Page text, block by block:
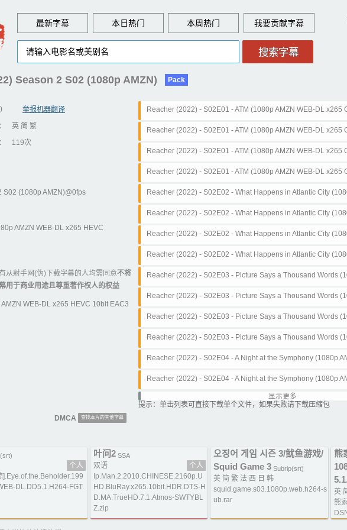
最新字幕 本日热门 本周热门 贡献字幕
Season 2 S02 (1080p AMZN) Pack
举报机器翻译
英 简 繁
119次
(1080p AMZN)@0fps
AMZN WEB-DL x265 HEVC
从射手网(伪)下载字幕的人均需同意不将
用于商业用途且尊重著作权人的权益
WEB-DL x265 HEVC 10bit EAC3
Reacher (2022) - S02E01 - ATM (1080p AMZN WEB-DL x265
srt
Reacher (2022) - S02E01 - ATM (1080p AMZN WEB-DL x265
rtReacher (2022) - S02E01 - ATM (1080p AMZN WEB-DL x265
srt
Reacher (2022) - S02E01 - ATM (1080p AMZN WEB-DL x265
dh.srt
Reacher (2022) - S02E02 - What Happens in Atlantic City
WEB-DL x265 Ghost).chs.srt
Reacher (2022) - S02E02 - What Happens in Atlantic City
WEB-DL x265 Ghost).cht.srt
Reacher (2022) - S02E02 - What Happens in Atlantic City
WEB-DL x265 Ghost).eng.srt
Reacher (2022) - S02E02 - What Happens in Atlantic City
WEB-DL x265 Ghost).engsdh.srt
Reacher (2022) - S02E03 - Picture Says a Thousand Words
N WEB-DL x265 Ghost).chs.srt
Reacher (2022) - S02E03 - Picture Says a Thousand Words
N WEB-DL x265 Ghost).cht.srt
Reacher (2022) - S02E03 - Picture Says a Thousand Words
N WEB-DL x265 Ghost).eng.srt
Reacher (2022) - S02E03 - Picture Says a Thousand Words
N WEB-DL x265 Ghost).engsdh.srt
Reacher (2022) - S02E04 - A Night at the Symphony (1080p
DL x265 Ghost).chs.srt
Reacher (2022) - S02E04 - A Night at the Symphony (1080p
Reacher (2022) - S02E04 - A Night at the Symphony (1080p
Reacher (2022) - S02E05 - Burial (1080p AMZN WEB-DL
t.srt
Reacher (2022) - S02E05 - Burial (1080p AMZN WEB-DL
g.srt
Reacher (2022) - S02E05 - Burial (1080p AMZN WEB-DL
gsdh.srt
显示更多
提示：单击列表可直接下载单个文件，如果失败请下载压缩包
DMCA
查找本片的其他字幕
个人
].Eye.of.the.Beholder.199
DL.DD5.1.H264-FGT.
叶问2 SSA
双语
个人
Ip.Man.2.2010.CHINESE.2160p.U
HD.BluRay.x265.10bit.HDR.DTS-H
D.MA.TrueHD.7.1.Atmos-SWTYBL
Z.zip
오징어 게임 시즌 3/鱿鱼游戏/
Squid Game 3 Subrip(srt)
英 简 繁 法 西 日 韩
squid.game.s03.1080p.web.h264-s
ub.rar
熊
英
熊